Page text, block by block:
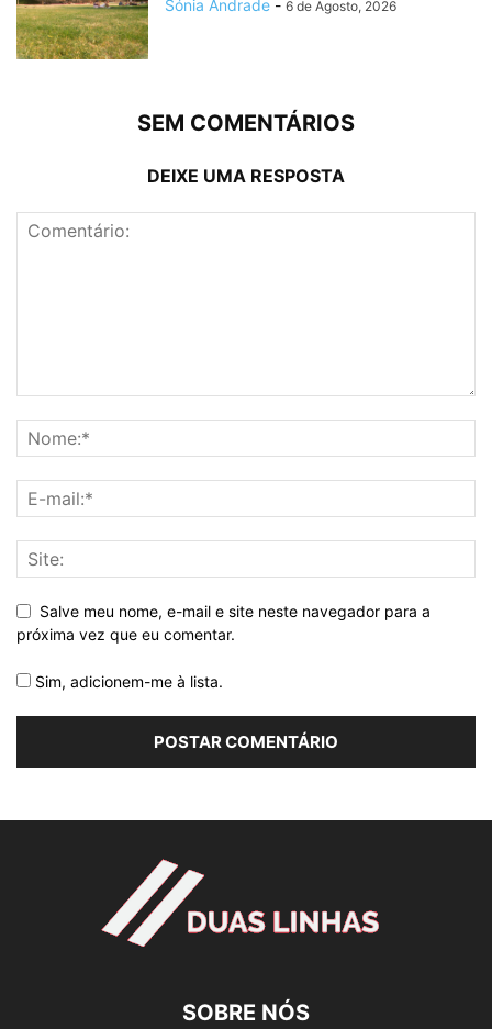
Sónia Andrade - 6 de Agosto, 2026
SEM COMENTÁRIOS
DEIXE UMA RESPOSTA
Salve meu nome, e-mail e site neste navegador para a
próxima vez que eu comentar.
Sim, adicionem-me à lista.
SOBRE NÓS